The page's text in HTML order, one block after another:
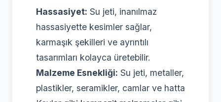
Hassasiyet: Su jeti, inanılmaz
hassasiyette kesimler sağlar,
karmaşık şekilleri ve ayrıntılı
tasarımları kolayca üretebilir.
Malzeme Esnekliği: Su jeti, metaller,
plastikler, seramikler, camlar ve hatta